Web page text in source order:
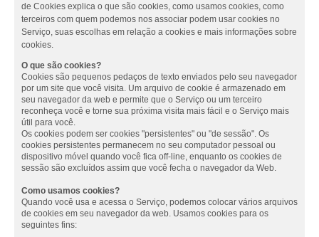
de Cookies explica o que são cookies, como usamos cookies, como
terceiros com quem podemos nos associar podem usar cookies no
Serviço, suas escolhas em relação a cookies e mais informações sobre
cookies.
O que são cookies?
Cookies são pequenos pedaços de texto enviados pelo seu navegador
por um site que você visita. Um arquivo de cookie é armazenado em
seu navegador da web e permite que o Serviço ou um terceiro
reconheça você e torne sua próxima visita mais fácil e o Serviço mais
útil para você.
Os cookies podem ser cookies "persistentes" ou "de sessão". Os
cookies persistentes permanecem no seu computador pessoal ou
dispositivo móvel quando você fica off-line, enquanto os cookies de
sessão são excluídos assim que você fecha o navegador da Web.
Como usamos cookies?
Quando você usa e acessa o Serviço, podemos colocar vários arquivos
de cookies em seu navegador da web. Usamos cookies para os
seguintes fins: